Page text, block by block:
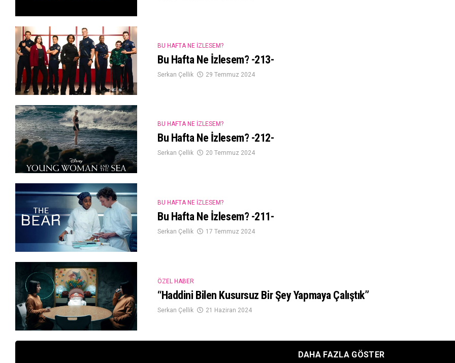
BU HAFTA NE İZLESEM?
Bu Hafta Ne İzlesem? -213-
Serkan Çellik 29 Temmuz 2024
BU HAFTA NE İZLESEM?
Bu Hafta Ne İzlesem? -212-
Serkan Çellik 20 Temmuz 2024
BU HAFTA NE İZLESEM?
Bu Hafta Ne İzlesem? -211-
Serkan Çellik 17 Temmuz 2024
ÖZEL HABER
“Haddini Bilen Kusursuz Bir Şey Yapmaya Çalıştık”
Serkan Çellik 21 Haziran 2024
DAHA FAZLA GÖSTER